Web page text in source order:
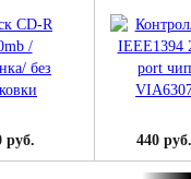
руб. 440 руб.